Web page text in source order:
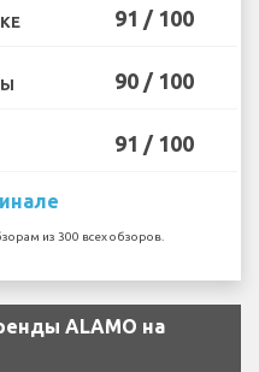
91 / 100
90 / 100
91 / 100
из 300 всех обзоров.
ALAMO на